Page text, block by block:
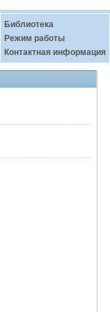
Библиотека
Режим работы
Контактная информация